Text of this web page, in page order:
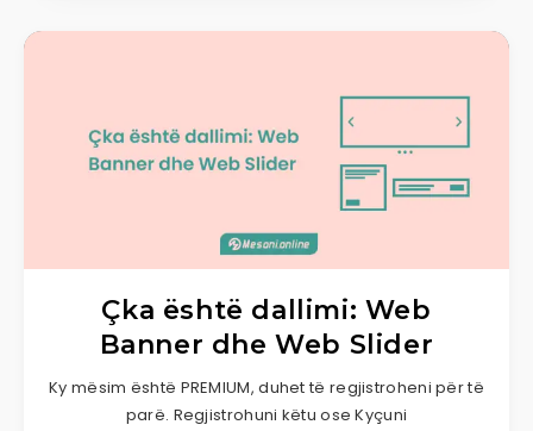
Çka është dallimi: Web
Banner dhe Web Slider
Ky mësim është PREMIUM, duhet të regjistroheni për të
parë. Regjistrohuni këtu ose Kyçuni